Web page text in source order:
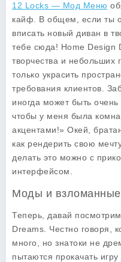
12 Locks — Мод Меню
кайф. В общем, если ты
вписать новый диван в
тебе сюда! Home Design
творчества и небольших
только украсить
требования клиентов.
иногда может быть
чтобы у меня была
акцентами!» Окей,
как рендерить свою
делать это можно с
интерфейсом.
Моды и взломанные
Теперь, давай
Dreams . Честно говоря,
много, но знатоки не
пытаются прокачать